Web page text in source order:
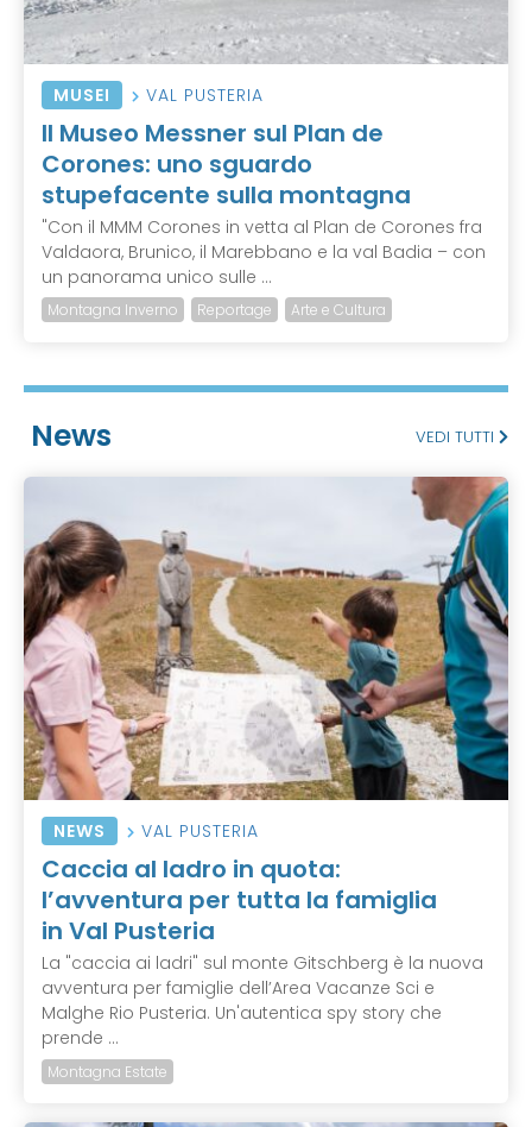
MUSEI VAL PUSTERIA
Il Museo Messner sul Plan de
Corones: uno sguardo
stupefacente sulla montagna
"Con il MMM Corones in vetta al Plan de Corones fra
Valdaora, Brunico, il Marebbano e la val Badia – con
un panorama unico sulle ...
Montagna Inverno Reportage Arte e Cultura
News VEDI TUTTI
NEWS VAL PUSTERIA
Caccia al ladro in quota:
l’avventura per tutta la famiglia
in Val Pusteria
La "caccia ai ladri" sul monte Gitschberg è la nuova
avventura per famiglie dell’Area Vacanze Sci e
Malghe Rio Pusteria. Un'autentica spy story che
prende ...
Montagna Estate